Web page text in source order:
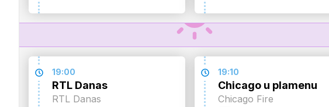
19:00
RTL Danas
RTL Danas
19:10
Chicago u plamenu
Chicago Fire